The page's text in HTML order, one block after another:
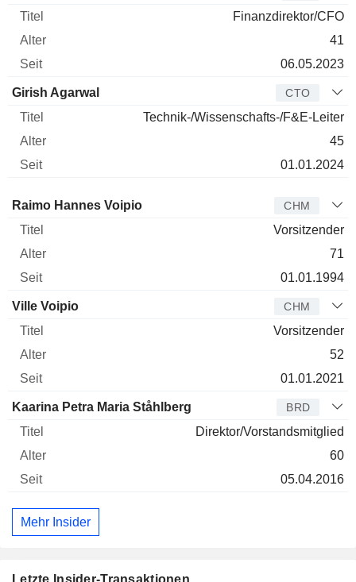
Finanzdirektor/CFO
41
06.05.2023
Girish Agarwal CTO
Technik-/Wissenschafts-/F&E-Leiter
45
01.01.2024
Verwaltungsratsmitglied
Raimo Hannes Voipio CHM
Vorsitzender
71
01.01.1994
Ville Voipio CHM
Vorsitzender
52
01.01.2021
Kaarina Petra Maria Ståhlberg BRD
Direktor/Vorstandsmitglied
60
05.04.2016
Mehr Insider